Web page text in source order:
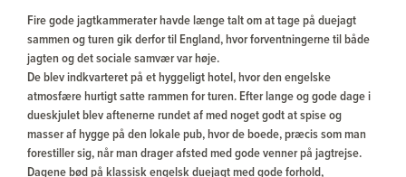
Fire gode jagtkammerater havde længe talt om at tage på duejagt
sammen og turen gik derfor til England, hvor forventningerne til både
jagten og det sociale samvær var høje.
De blev indkvarteret på et hyggeligt hotel, hvor den engelske
atmosfære hurtigt satte rammen for turen. Efter lange og gode dage i
dueskjulet blev aftenerne rundet af med noget godt at spise og
masser af hygge på den lokale pub, hvor de boede, præcis som man
forestiller sig, når man drager afsted med gode venner på jagtrejse.
Dagene bød på klassisk engelsk duejagt med gode forhold,